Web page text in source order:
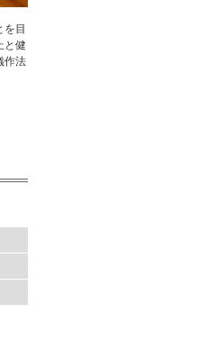
を目
と健
作法